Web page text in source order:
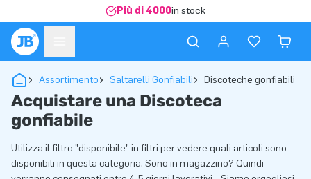
Più di 4000in stock
Assortimento Saltarelli Gonfiabili Discoteche gonfiabili
Acquistare una Discoteca
gonfiabile
Utilizza il filtro "disponibile" in filtri per vedere quali articoli sono
disponibili in questa categoria. Sono in magazzino? Quindi